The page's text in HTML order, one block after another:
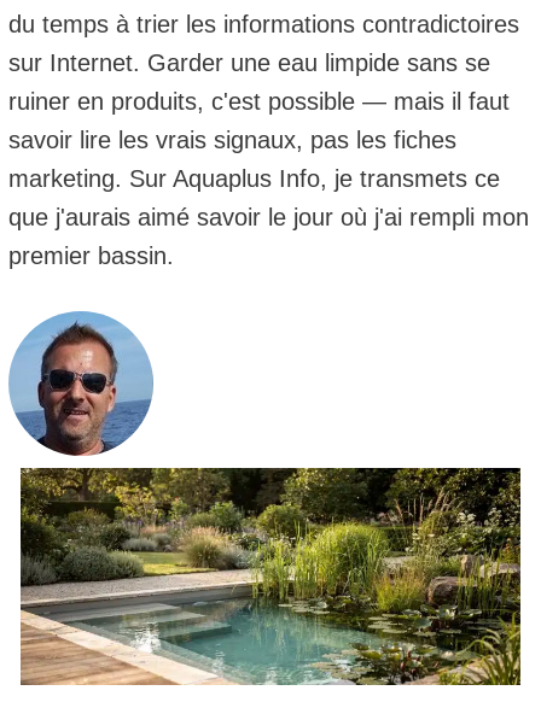
du temps à trier les informations contradictoires
sur Internet. Garder une eau limpide sans se
ruiner en produits, c'est possible — mais il faut
savoir lire les vrais signaux, pas les fiches
marketing. Sur Aquaplus Info, je transmets ce
que j'aurais aimé savoir le jour où j'ai rempli mon
premier bassin.